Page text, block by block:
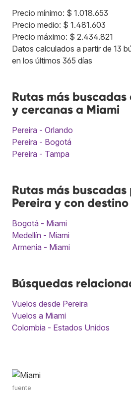
Precio mínimo: $ 1.018.653
Precio medio: $ 1.481.603
Precio máximo: $ 2.434.821
Datos calculados a partir de 13
en los últimos 365 días
Rutas más buscadas
y cercanas a Miami
Pereira - Orlando
Pereira - Bogotá
Pereira - Tampa
Rutas más buscadas
Pereira y con
Bogotá - Miami
Medellín - Miami
Armenia - Miami
Búsquedas
Vuelos desde Pereira
Vuelos a Miami
Colombia - Estados Unidos
fuente